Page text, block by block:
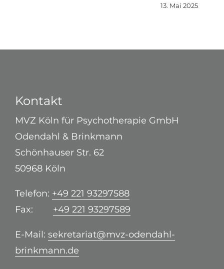
13. Mai 2025
Kontakt
MVZ Köln für Psychotherapie GmbH
Odendahl & Brinkmann
Schönhauser Str. 62
50968 Köln
Telefon: +49 221 93297588
Fax: +49 221 93297589
E-Mail: sekretariat@mvz-odendahl-
brinkmann.de